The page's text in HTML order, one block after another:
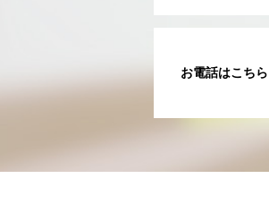
お電話はこちら